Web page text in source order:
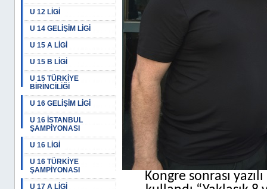
U 12 LİGİ
U 14 GELİŞİM LİGİ
U 15 A LİGİ
U 15 B LİGİ
U 15 TÜRKİYE
BİRİNCİLİĞİ
U 16 GELİŞİM LİGİ
U 16 İSTANBUL
ŞAMPİYONASI
U 16 LİGİ
U 16 TÜRKİYE
ŞAMPİYONASI
U 17 A LİGİ
Kongre sonrası